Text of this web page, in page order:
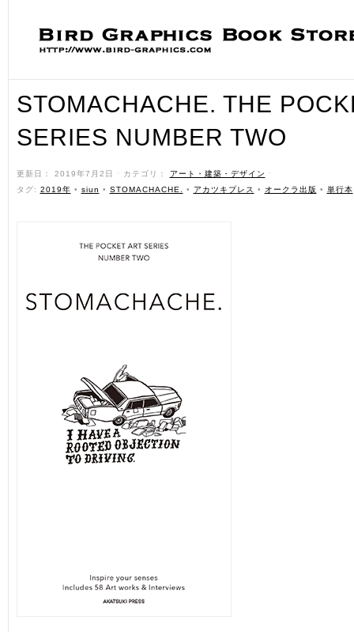
STOMACHACHE. THE
SERIES NUMBER TWO
更新日： 2019年7月2日 ˑ カテゴリ： アート・建築・デザイン
ˑ
タグ: 2019年 • siun • STOMACHACHE. • アカツキプレス • オークラ出版 • 単行本